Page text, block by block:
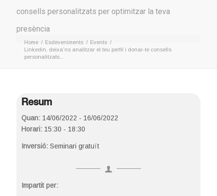
consells personalitzats per optimitzar la teva
presència
Home / Esdeveniments / Events /
Linkedin, deixa’ns analitzar el teu perfil i donar-te consells
personalitzats...
Resum
Quan:14/06/2022 - 16/06/2022
Horari:15:30 - 18:30
Inversió: Seminari gratuït
Impartit per: